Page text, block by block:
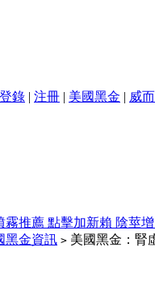
登錄 | 注冊 | 美國黑金 | 威
霧推薦 點擊加新賴 陰莖
黑金資訊 > 美國黑金：腎